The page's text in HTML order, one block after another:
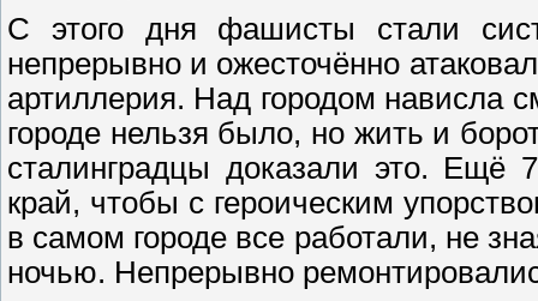
С этого дня фашисты стали
непрерывно и ожесточённо
артиллерия. Над городом нависла
городе нельзя было, но жить и
сталинградцы доказали это. Ещё
край, чтобы с героическим
в самом городе все работали, не
ночью. Непрерывно